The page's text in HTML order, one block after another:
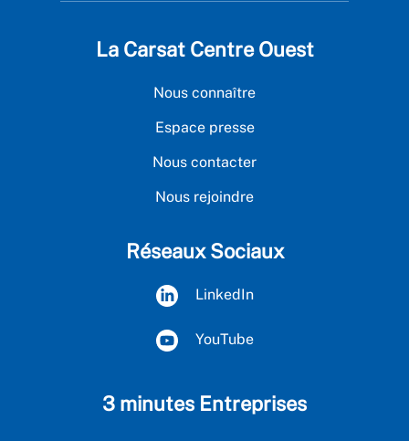
La Carsat Centre Ouest
Nous connaître
Espace presse
Nous contacter
Nous rejoindre
Réseaux Sociaux
LinkedIn
YouTube
3 minutes Entreprises